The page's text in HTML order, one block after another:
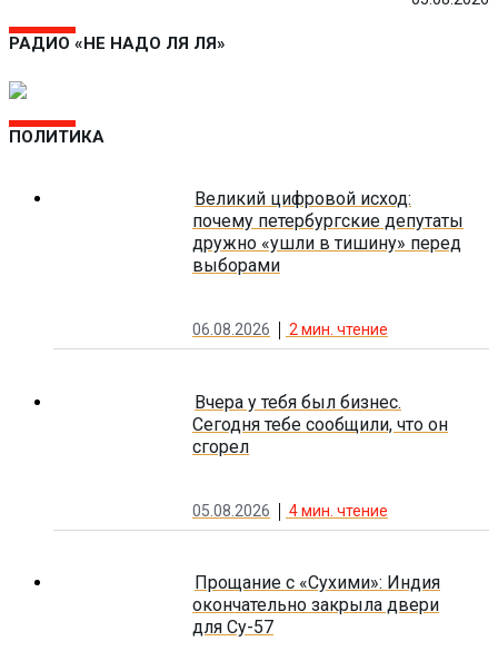
РАДИО «НЕ НАДО ЛЯ ЛЯ»
ПОЛИТИКА
Великий цифровой исход:
почему петербургские депутаты
дружно «ушли в тишину» перед
выборами
06.08.2026 2мин. чтение
Вчера у тебя был бизнес.
Сегодня тебе сообщили, что он
сгорел
05.08.2026 4мин. чтение
Прощание с «Сухими»: Индия
окончательно закрыла двери
для Су-57